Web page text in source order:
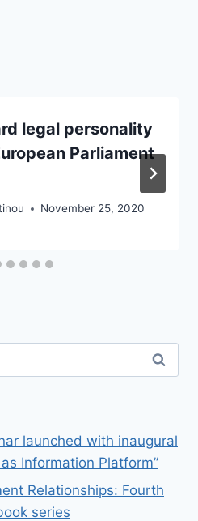
legal personality
Parliament
November 25, 2020
launched with inaugural
Information Platform”
Relationships: Fourth
series